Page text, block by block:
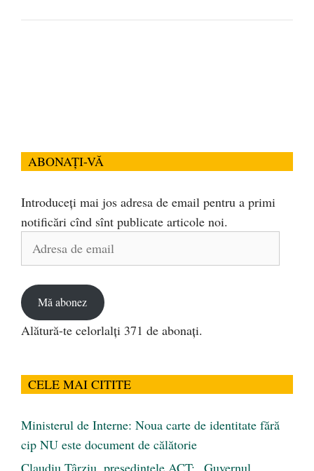
ABONAȚI-VĂ
Introduceți mai jos adresa de email pentru a primi
notificări cînd sînt publicate articole noi.
Mă abonez
Alătură-te celorlalți 371 de abonați.
CELE MAI CITITE
Ministerul de Interne: Noua carte de identitate fără
cip NU este document de călătorie
Claudiu Târziu, președintele ACT: „Guvernul